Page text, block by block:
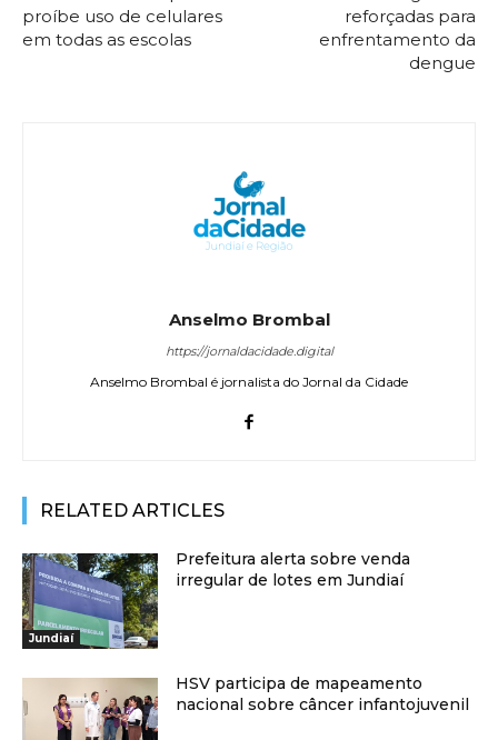
proíbe uso de celulares
em todas as escolas
reforçadas para
enfrentamento da
dengue
Anselmo Brombal
https://jornaldacidade.digital
Anselmo Brombal é jornalista do Jornal da Cidade
RELATED ARTICLES
Jundiaí
Prefeitura alerta sobre venda
irregular de lotes em Jundiaí
HSV participa de mapeamento
nacional sobre câncer infantojuvenil